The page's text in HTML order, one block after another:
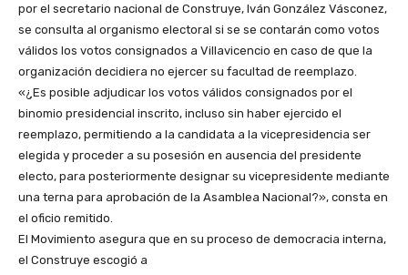
por el secretario nacional de Construye, Iván González Vásconez,
se consulta al organismo electoral si se se contarán como votos
válidos los votos consignados a Villavicencio en caso de que la
organización decidiera no ejercer su facultad de reemplazo.
«¿Es posible adjudicar los votos válidos consignados por el
binomio presidencial inscrito, incluso sin haber ejercido el
reemplazo, permitiendo a la candidata a la vicepresidencia ser
elegida y proceder a su posesión en ausencia del presidente
electo, para posteriormente designar su vicepresidente mediante
una terna para aprobación de la Asamblea Nacional?», consta en
el oficio remitido.
El Movimiento asegura que en su proceso de democracia interna,
el Construye escogió a